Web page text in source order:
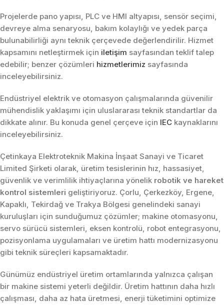
Projelerde pano yapısı, PLC ve HMI altyapısı, sensör seçimi,
devreye alma senaryosu, bakım kolaylığı ve yedek parça
bulunabilirliği aynı teknik çerçevede değerlendirilir. Hizmet
kapsamını netleştirmek için iletişim sayfasından teklif talep
edebilir; benzer çözümleri hizmetlerimiz sayfasında
inceleyebilirsiniz.
Endüstriyel elektrik ve otomasyon çalışmalarında güvenilir
mühendislik yaklaşımı için uluslararası teknik standartlar da
dikkate alınır. Bu konuda genel çerçeve için IEC kaynaklarını
inceleyebilirsiniz.
Çetinkaya Elektroteknik Makina İnşaat Sanayi ve Ticaret
Limited Şirketi olarak, üretim tesislerinin hız, hassasiyet,
güvenlik ve verimlilik ihtiyaçlarına yönelik robotik ve hareket
kontrol sistemleri geliştiriyoruz. Çorlu, Çerkezköy, Ergene,
Kapaklı, Tekirdağ ve Trakya Bölgesi genelindeki sanayi
kuruluşları için sunduğumuz çözümler; makine otomasyonu,
servo sürücü sistemleri, eksen kontrolü, robot entegrasyonu,
pozisyonlama uygulamaları ve üretim hattı modernizasyonu
gibi teknik süreçleri kapsamaktadır.
Günümüz endüstriyel üretim ortamlarında yalnızca çalışan
bir makine sistemi yeterli değildir. Üretim hattının daha hızlı
çalışması, daha az hata üretmesi, enerji tüketimini optimize